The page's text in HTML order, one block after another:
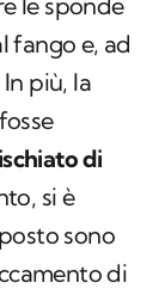
fango e, ad
In più, la
di
si è
sono
di